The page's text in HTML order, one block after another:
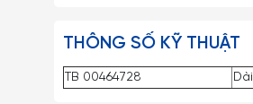
THÔNG SỐ KỸ THUẬT
TB 00464728